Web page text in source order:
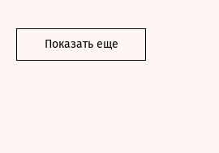
Показать еще